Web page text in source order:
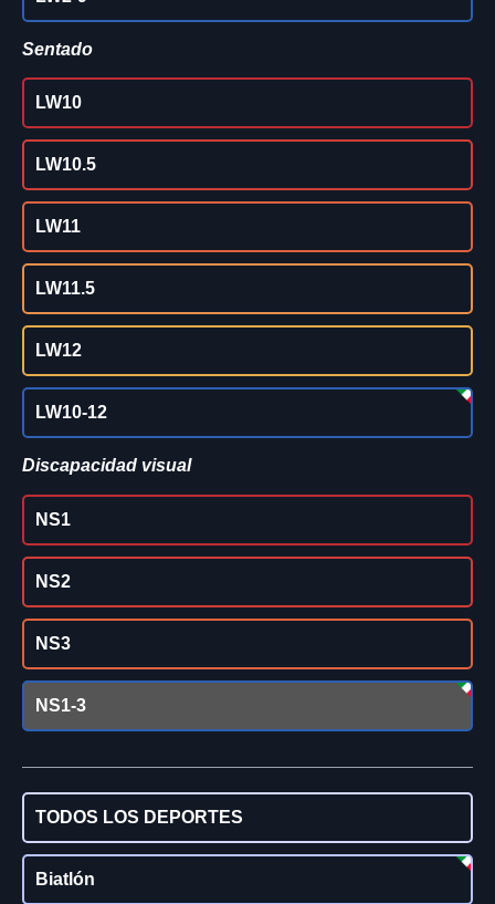
Sentado
LW10
LW10.5
LW11
LW11.5
LW12
LW10-12
Discapacidad visual
NS1
NS2
NS3
NS1-3
TODOS LOS DEPORTES
Biatlón